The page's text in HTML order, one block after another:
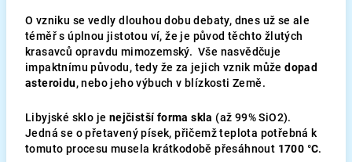
O vzniku se vedly dlouhou dobu debaty, dnes už se ale
téměř s úplnou jistotou ví, že je původ těchto žlutých
krasavců opravdu mimozemský. Vše nasvědčuje
impaktnímu původu, tedy že za jejich vznik může dopad
asteroidu, nebo jeho výbuch v blízkosti Země.
Libyjské sklo je nejčistší forma skla (až 99% SiO2).
Jedná se o přetavený písek, přičemž teplota potřebná k
tomuto procesu musela krátkodobě přesáhnout 1700 °C.